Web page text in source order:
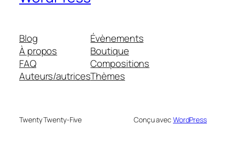
Blog
À propos
FAQ
Auteurs/autrices
Évènements
Boutique
Compositions
Thèmes
Twenty Twenty-Five Conçu avec WordPress